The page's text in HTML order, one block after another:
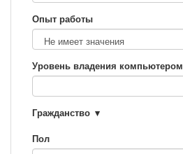
Опыт работы
Уровень владения компьютером
Гражданство
Пол